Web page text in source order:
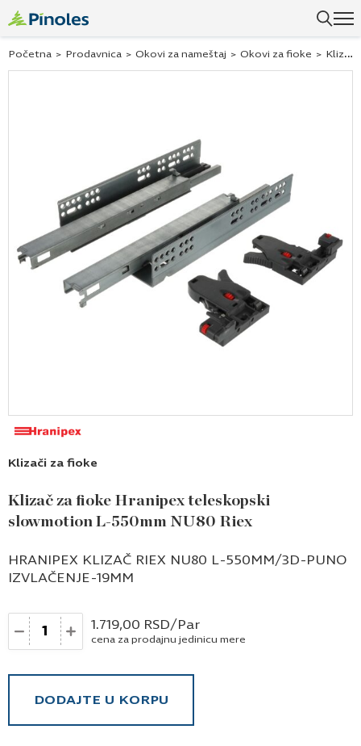
Početna > Prodavnica > Okovi za nameštaj > Okovi za fioke > Klizači za fioke
Klizači za fioke
Klizač za fioke Hranipex teleskopski
slowmotion L-550mm NU80 Riex
HRANIPEX KLIZAČ RIEX NU80 L-550MM/3D-PUNO
IZVLAČENJE-19MM
Količina 1.719,00 RSD/Par
cena za prodajnu jedinicu mere
DODAJTE U KORPU